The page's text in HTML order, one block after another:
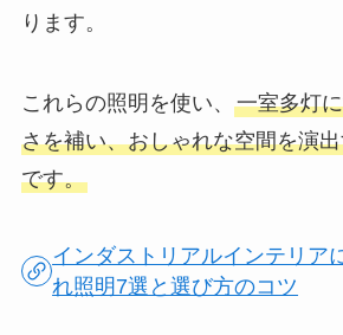
ります。
これらの照明を使い、 一室多灯
さを補い、おしゃれな空間を演
です。
インダストリアルインテリア
れ照明7選と選び方のコツ